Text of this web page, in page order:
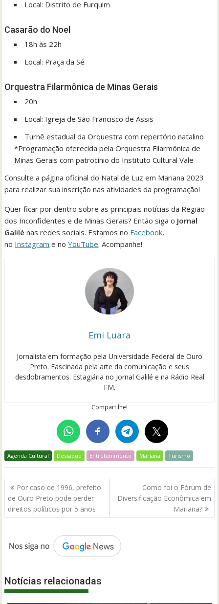
Local: Distrito de Furquim
Casarão do Noel
18h às 22h
Local: Praça da Sé
Orquestra Filarmônica de Minas Gerais
20h
Local: Igreja de São Francisco de Assis
Turnê estadual da Orquestra com repertório natalino
*Programação oferecida pela Orquestra Filarmônica de
Minas Gerais com patrocínio do Instituto Cultural Vale
Consulte a página oficinal do Natal de Luz em Mariana 2023
para realizar sua inscrição nas atividades da programação!
Quer ficar por dentro sobre as principais notícias da Região
dos Inconfidentes e de Minas Gerais? Então siga o Jornal
Galilé nas redes sociais. Estamos no Facebook,
no Instagram e noYouTube. Acompanhe!
Emi Luara
Jornalista em formação pela Universidade Federal de Ouro
Preto. Fascinada pela arte da comunicação e seus
desdobramentos. Estagiária no Jornal Galilé e na Rádio Real
FM.
Compartilhe!
Agenda Cultural Destaque Entretenimento Mariana Turismo
Navegação
de
Post
Por caso de 1996, prefeito
de Ouro Preto pode perder
direitos políticos por 5 anos
Como foi o Fórum de
Diversificação Econômica em
Mariana?
Notícias relacionadas